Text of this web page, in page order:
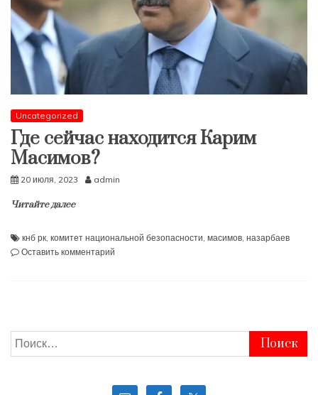
Uncategorized
Где сейчас находится Карим
Масимов?
20 июля, 2023 admin
Читайте далее
кнб рк комитет национальной безопасности масимов назарбаев
Оставить комментарий
Найти: